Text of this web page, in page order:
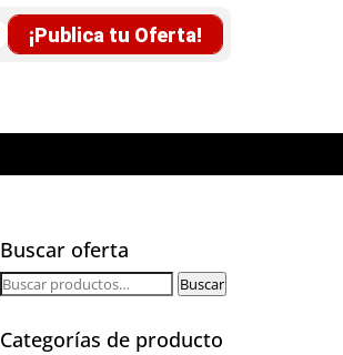
¡Publica tu Oferta!
Buscar oferta
Buscar
Buscar
Categorías de producto